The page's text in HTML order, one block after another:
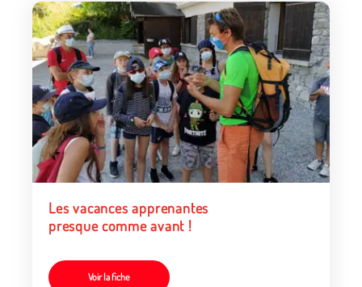
Les vacances apprenantes
presque comme avant !
Voir la fiche